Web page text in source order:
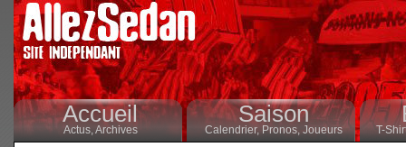
Accueil
Actus,Archives
Saison
Calendrier,Pronos, Joueurs T-